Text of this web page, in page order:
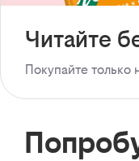
Читайте
Покупайте только